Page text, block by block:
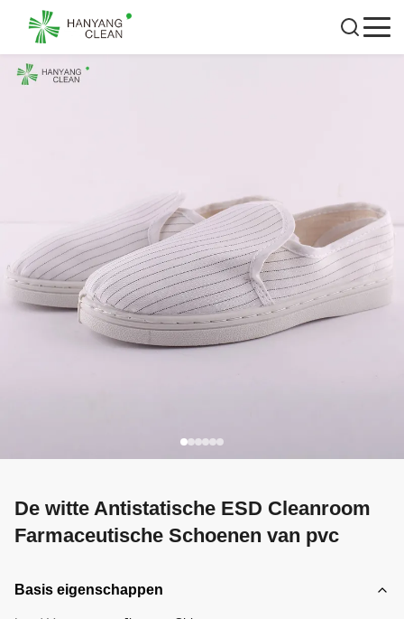
De witte Antistatische ESD Cleanroom
Farmaceutische Schoenen van pvc
Basis eigenschappen